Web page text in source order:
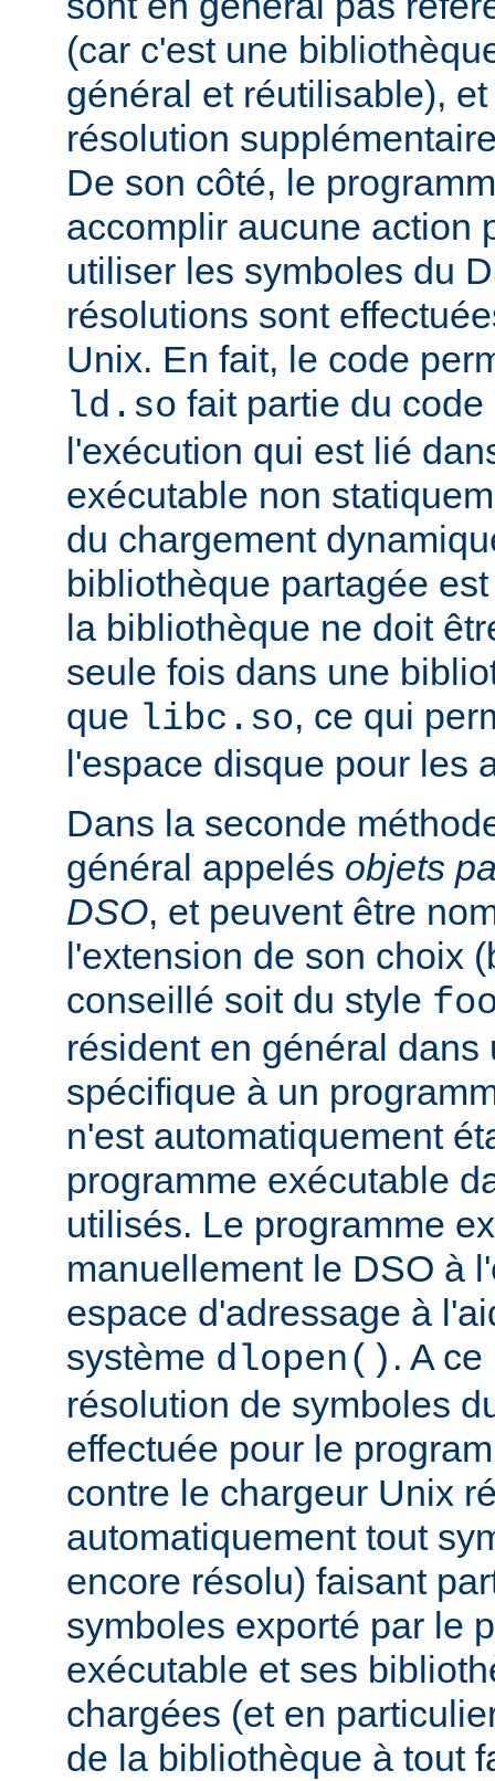
(car c'est une
général et réutilisable),
résolution
De son côté, le
accomplir aucune action
utiliser les symboles du
résolutions sont
Unix. En fait, le code
ld.so fait partie du
l'exécution qui est lié
exécutable non
du chargement
bibliothèque partagée
la bibliothèque ne doit
seule fois dans une
que libc.so, ce qui
l'espace disque pour les
Dans la seconde
général appelés objets
DSO, et peuvent être
l'extension de son choix
conseillé soit du style
résident en général dans
spécifique à un
n'est automatiquement
programme exécutable
utilisés. Le programme
manuellement le DSO à
espace d'adressage à
système dlopen() . A
résolution de symboles
effectuée pour le
contre le chargeur Unix
automatiquement tout
encore résolu) faisant
symboles exporté par le
exécutable et ses
chargées (et en
de la bibliothèque à tout